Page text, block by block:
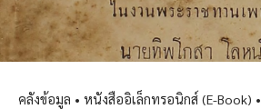
คลังข้อมูล • หนังสืออิเล็กทรอนิกส์ (E-Book) •